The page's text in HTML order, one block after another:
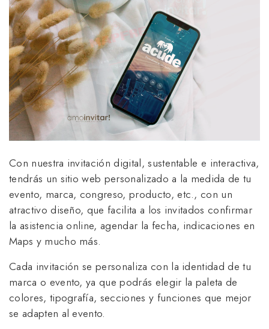
Con nuestra invitación digital, sustentable e interactiva,
tendrás un sitio web personalizado a la medida de tu
evento, marca, congreso, producto, etc., con un
atractivo diseño, que facilita a los invitados confirmar
la asistencia online, agendar la fecha, indicaciones en
Maps y mucho más.
Cada invitación se personaliza con la identidad de tu
marca o evento, ya que podrás elegir la paleta de
colores, tipografía, secciones y funciones que mejor
se adapten al evento.